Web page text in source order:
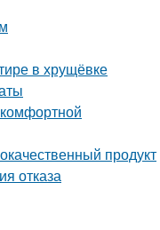
в хрущёвке
продукт
отказа